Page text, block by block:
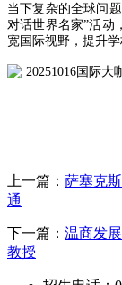
当下复杂的全球问
对话世界名家”活动
宽国际视野，提升学
上一篇： 萨塞克
通
下一篇： 温商发
教授